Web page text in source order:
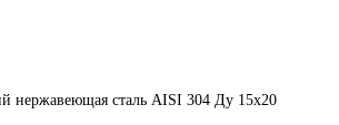
нержавеющая сталь AISI 304 Ду 15х20